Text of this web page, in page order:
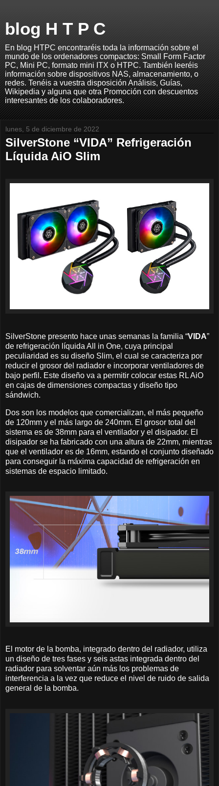
blog H T P C
En blog HTPC encontraréis toda la información sobre el
mundo de los ordenadores compactos: Small Form Factor
PC, Mini PC, formato mini ITX o HTPC. También leeréis
información sobre dispositivos NAS, almacenamiento, o
redes. Tenéis a vuestra disposición Análisis, Guías,
Wikipedia y alguna que otra Promoción con descuentos
interesantes de los colaboradores.
lunes, 5 de diciembre de 2022
SilverStone “VIDA” Refrigeración
Líquida AiO Slim
SilverStone presento hace unas semanas la familia “VIDA”
de refrigeración líquida All in One, cuya principal
peculiaridad es su diseño Slim, el cual se caracteriza por
reducir el grosor del radiador e incorporar ventiladores de
bajo perfil. Este diseño va a permitir colocar estas RL AiO
en cajas de dimensiones compactas y diseño tipo
sándwich.
Dos son los modelos que comercializan, el más pequeño
de 120mm y el más largo de 240mm. El grosor total del
sistema es de 38mm para el ventilador y el disipador. El
disipador se ha fabricado con una altura de 22mm, mientras
que el ventilador es de 16mm, estando el conjunto diseñado
para conseguir la máxima capacidad de refrigeración en
sistemas de espacio limitado.
El motor de la bomba, integrado dentro del radiador, utiliza
un diseño de tres fases y seis astas integrada dentro del
radiador para solventar aún más los problemas de
interferencia a la vez que reduce el nivel de ruido de salida
general de la bomba.